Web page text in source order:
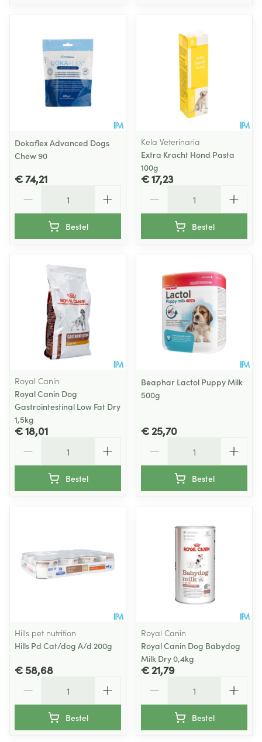
Dokaflex Advanced Dogs
Chew 90
€ 74,21
Bestel
Kela Veterinaria
Extra Kracht Hond Pasta
100g
€ 17,23
Bestel
Royal Canin
Royal Canin Dog
Gastrointestinal Low Fat Dry
1,5kg
€ 18,01
Bestel
Beaphar Lactol Puppy Milk
500g
€ 25,70
Bestel
Hills pet nutrition
Hills Pd Cat/dog A/d 200g
€ 58,68
Bestel
Royal Canin
Royal Canin Dog Babydog
Milk Dry 0,4kg
€ 21,79
Bestel